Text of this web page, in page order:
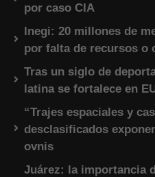
por caso CIA
Inegi: 20 millones de
por falta de recursos o
Tras un siglo de
latina se fortalece en
“Trajes espaciales y
desclasificados
ovnis
Juárez: la importancia